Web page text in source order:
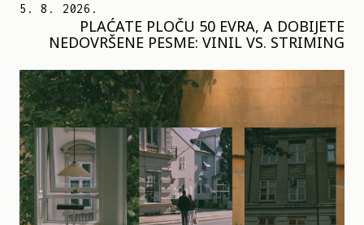
5. 8. 2026.
PLAĆATE PLOČU 50 EVRA, A DOBIJETE
NEDOVRŠENE PESME: VINIL VS. STRIMING